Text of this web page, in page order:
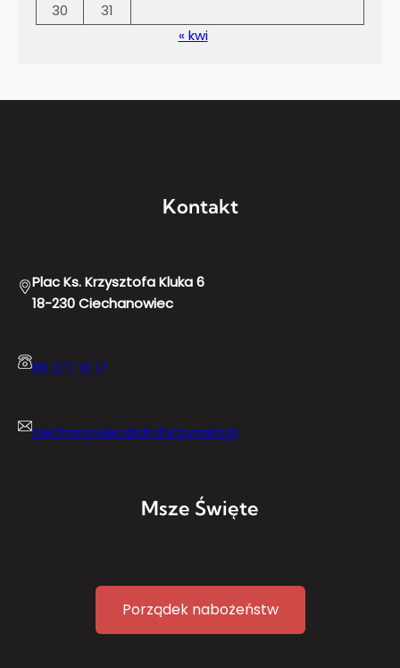
30
31
« kwi
Kontakt
Plac Ks. Krzysztofa Kluka 6
18-230 Ciechanowiec
86 277 10 17
ciechanowiec@drohiczynska.pl
Msze Święte
Porządek nabożeństw